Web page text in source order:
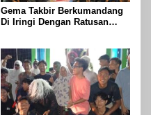
Gema Takbir Berkumandang
Di Iringi Dengan Ratusan
Fitri 1447 H